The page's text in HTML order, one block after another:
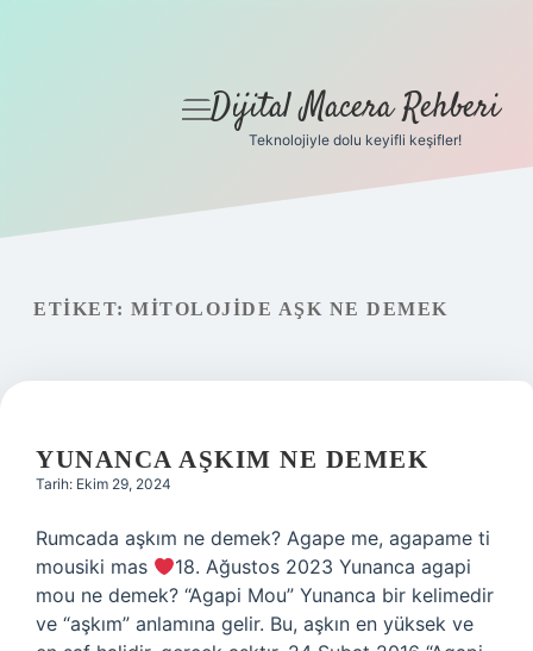
Gizlilik Politikası
menüyü
Dijital Macera Rehberi
Teknolojiyle dolu keyifli keşifler!
ETIKET: MITOLOJIDE AŞK NE DEMEK
YUNANCA AŞKIM NE DEMEK
Tarih: Ekim 29, 2024
Rumcada aşkım ne demek? Agape me, agapame ti
mousiki mas
18. Ağustos 2023 Yunanca agapi
mou ne demek? “Agapi Mou” Yunanca bir kelimedir
ve “aşkım” anlamına gelir. Bu, aşkın en yüksek ve